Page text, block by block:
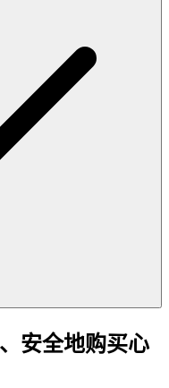
安全地购买心